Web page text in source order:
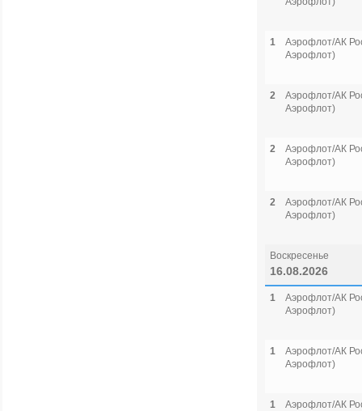
1
Аэрофлот/АК
Аэрофлот)
2
Аэрофлот/АК
Аэрофлот)
2
Аэрофлот/АК
Аэрофлот)
2
Аэрофлот/АК
Аэрофлот)
Воскресенье
16.08.2026
1
Аэрофлот/АК
Аэрофлот)
1
Аэрофлот/АК
Аэрофлот)
1
Аэрофлот/АК